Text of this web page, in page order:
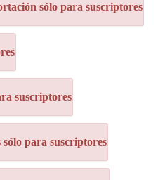
sólo para suscriptores
suscriptores
para suscriptores